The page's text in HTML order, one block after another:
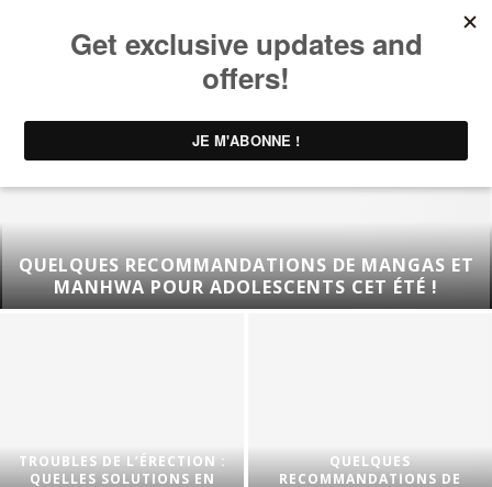
QUELQUES RECOMMANDATIONS DE MANGAS ET
MANHWA POUR ADOLESCENTS CET ÉTÉ !
TROUBLES DE L’ÉRECTION :
QUELLES SOLUTIONS EN
QUELQUES
RECOMMANDATIONS DE